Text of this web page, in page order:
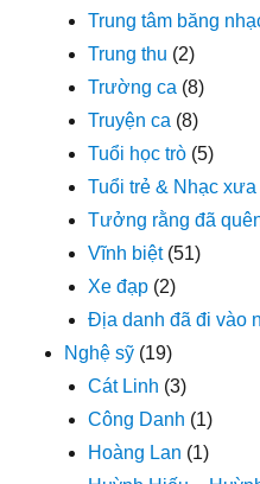
Trung tâm băng
Trung thu (2)
Trường ca (8)
Truyện ca (8)
Tuổi học trò (5)
Tuổi trẻ & Nhạc xưa
Tưởng rằng đã
Vĩnh biệt(51)
Xe đạp (2)
Địa danh đã đi vào
Nghệ sỹ (19)
Cát Linh (3)
Công Danh (1)
Hoàng Lan (1)